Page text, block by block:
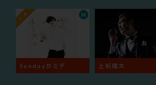
Sundayカミデ
M
上杉周大